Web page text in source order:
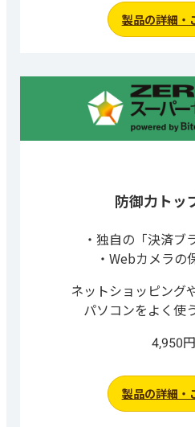
製品の詳細・
防御力トッ
独自の「決済ブ
Webカメラの
ネットショッピング
パソコンをよく使
4,950
製品の詳細・